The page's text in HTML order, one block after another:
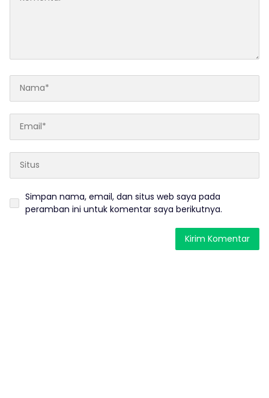
Simpan nama, email, dan situs web saya pada
peramban ini untuk komentar saya berikutnya.